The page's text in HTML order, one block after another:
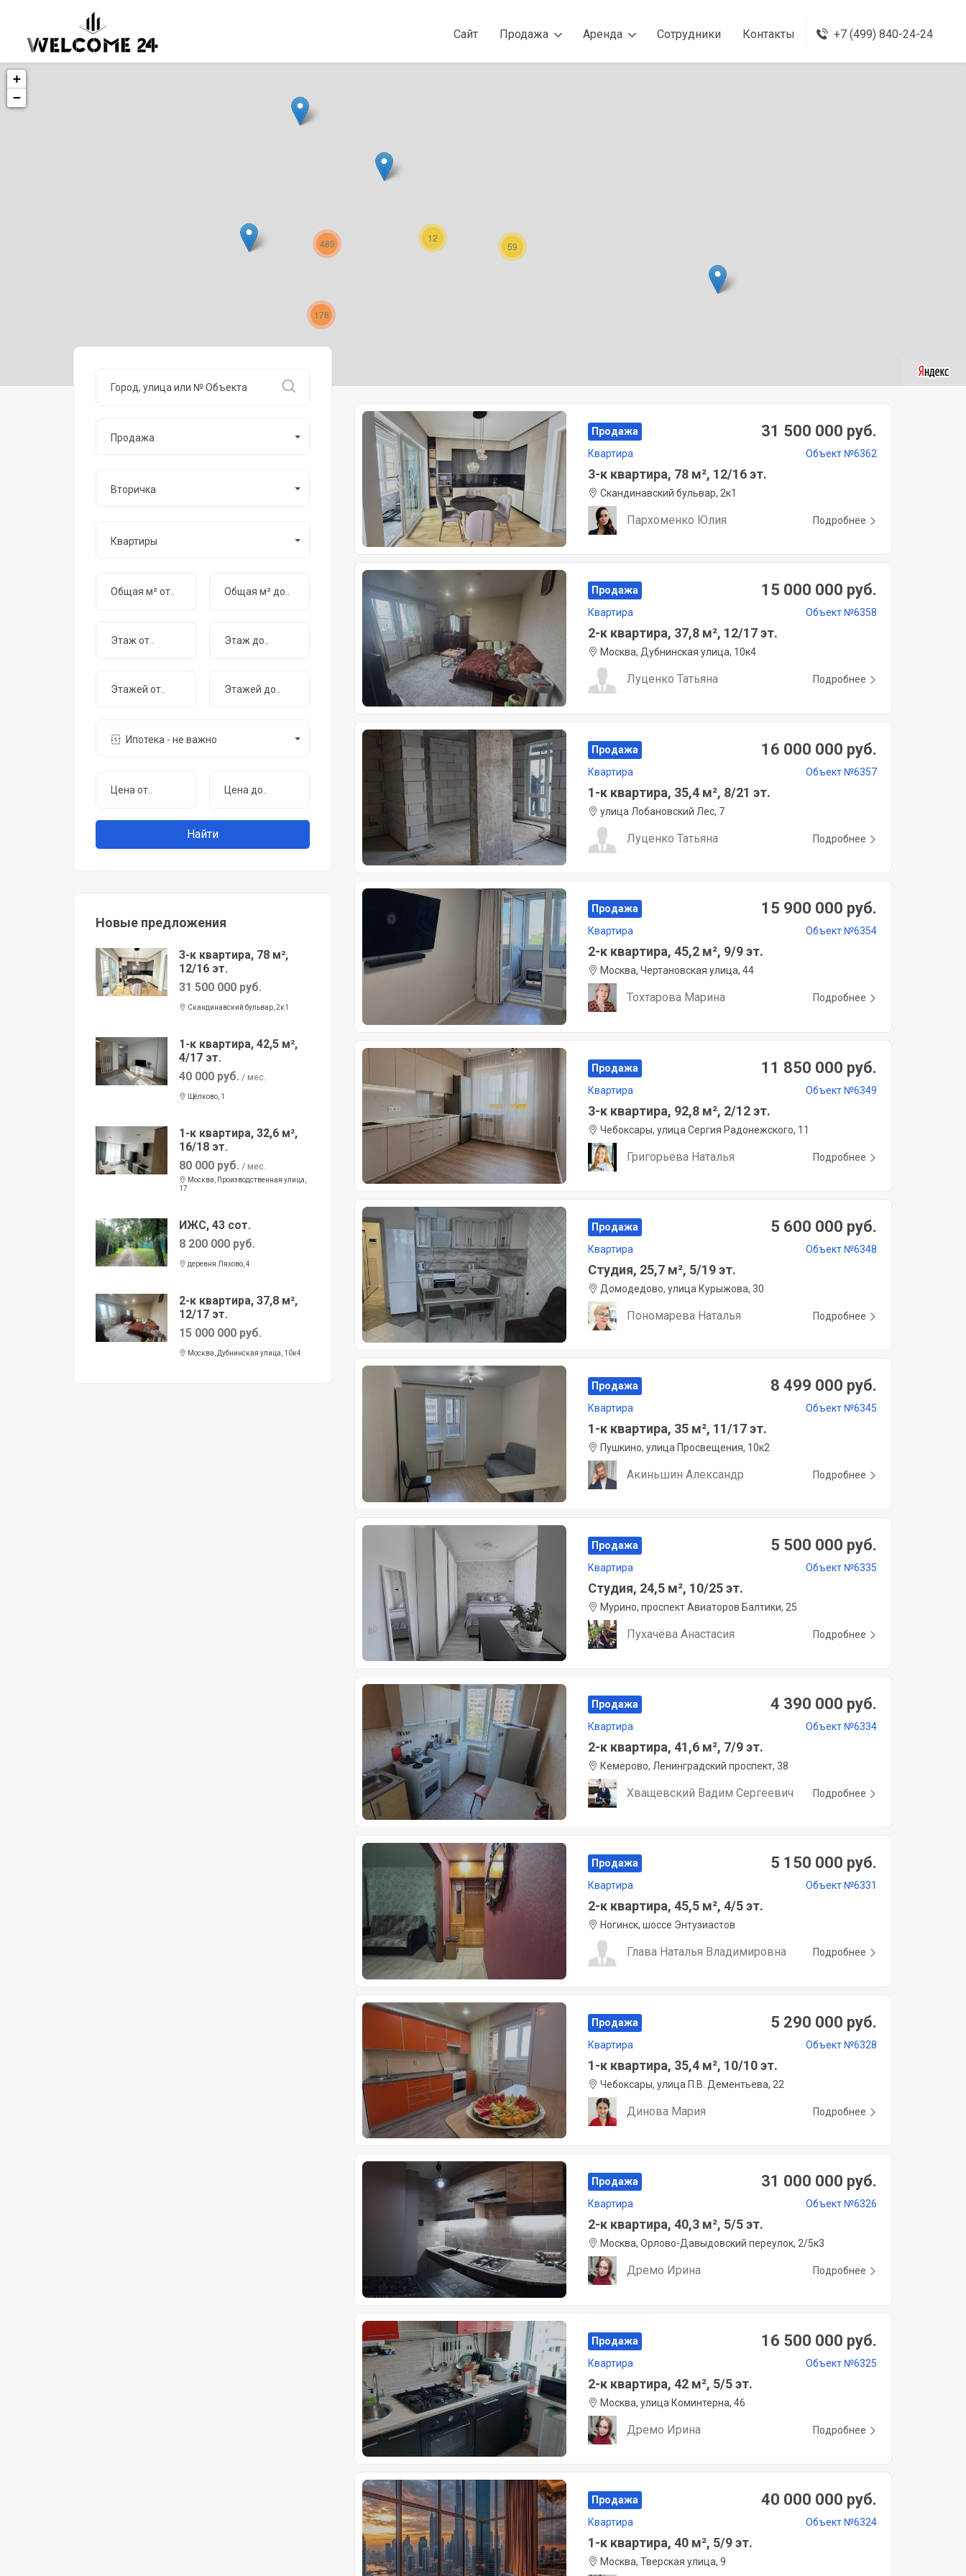
Сайт Продажа Аренда Сотрудники Контакты +7 (499) 840-24-24
12
59
178
489
+
−
Продажа
Вторичка
Квартиры
Ипотека - не важно
Новые предложения
3-к квартира, 78 м²,
12/16 эт.
31 500 000 руб.
Скандинавский бульвар, 2к1
1-к квартира, 42,5 м²,
4/17 эт.
40 000 руб. / мес.
Щёлково, 1
1-к квартира, 32,6 м²,
16/18 эт.
80 000 руб. / мес.
Москва, Производственная улица,
17
ИЖС, 43 сот.
8 200 000 руб.
деревня Ляхово, 4
2-к квартира, 37,8 м²,
12/17 эт.
15 000 000 руб.
Москва, Дубнинская улица, 10к4
Продажа 31 500 000 руб.
Квартира Объект №6362
3-к квартира, 78 м², 12/16 эт.
Скандинавский бульвар, 2к1
Пархоменко Юлия Подробнее
Продажа 15 000 000 руб.
Квартира Объект №6358
2-к квартира, 37,8 м², 12/17 эт.
Москва, Дубнинская улица, 10к4
Луценко Татьяна Подробнее
Продажа 16 000 000 руб.
Квартира Объект №6357
1-к квартира, 35,4 м², 8/21 эт.
улица Лобановский Лес, 7
Луценко Татьяна Подробнее
Продажа 15 900 000 руб.
Квартира Объект №6354
2-к квартира, 45,2 м², 9/9 эт.
Москва, Чертановская улица, 44
Тохтарова Марина Подробнее
Продажа 11 850 000 руб.
Квартира Объект №6349
3-к квартира, 92,8 м², 2/12 эт.
Чебоксары, улица Сергия Радонежского, 11
Григорьева Наталья Подробнее
Продажа 5 600 000 руб.
Квартира Объект №6348
Студия, 25,7 м², 5/19 эт.
Домодедово, улица Курыжова, 30
Пономарева Наталья Подробнее
Продажа 8 499 000 руб.
Квартира Объект №6345
1-к квартира, 35 м², 11/17 эт.
Пушкино, улица Просвещения, 10к2
Акиньшин Александр Подробнее
Продажа 5 500 000 руб.
Квартира Объект №6335
Студия, 24,5 м², 10/25 эт.
Мурино, проспект Авиаторов Балтики, 25
Пухачёва Анастасия Подробнее
Продажа 4 390 000 руб.
Квартира Объект №6334
2-к квартира, 41,6 м², 7/9 эт.
Кемерово, Ленинградский проспект, 38
Хващевский Вадим Сергеевич Подробнее
Продажа 5 150 000 руб.
Квартира Объект №6331
2-к квартира, 45,5 м², 4/5 эт.
Ногинск, шоссе Энтузиастов
Глава Наталья Владимировна Подробнее
Продажа 5 290 000 руб.
Квартира Объект №6328
1-к квартира, 35,4 м², 10/10 эт.
Чебоксары, улица П.В. Дементьева, 22
Динова Мария Подробнее
Продажа 31 000 000 руб.
Квартира Объект №6326
2-к квартира, 40,3 м², 5/5 эт.
Москва, Орлово-Давыдовский переулок, 2/5к3
Дремо Ирина Подробнее
Продажа 16 500 000 руб.
Квартира Объект №6325
2-к квартира, 42 м², 5/5 эт.
Москва, улица Коминтерна, 46
Дремо Ирина Подробнее
Продажа 40 000 000 руб.
Квартира Объект №6324
1-к квартира, 40 м², 5/9 эт.
Москва, Тверская улица, 9